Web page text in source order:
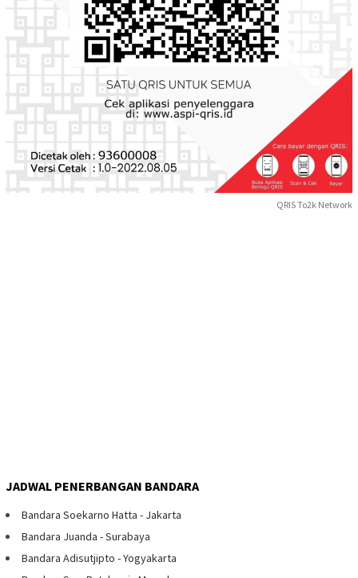
QRIS To2k Network
JADWAL PENERBANGAN BANDARA
Bandara Soekarno Hatta - Jakarta
Bandara Juanda - Surabaya
Bandara Adisutjipto - Yogyakarta